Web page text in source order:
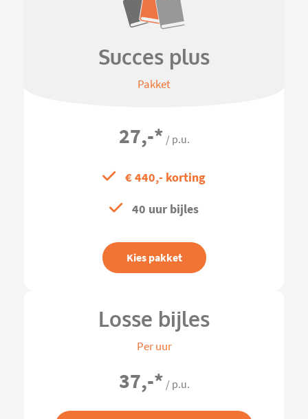
Succes plus
Pakket
27,-* / p.u.
€ 440,- korting
40 uur bijles
Kies pakket
Losse bijles
Per uur
37,-* / p.u.